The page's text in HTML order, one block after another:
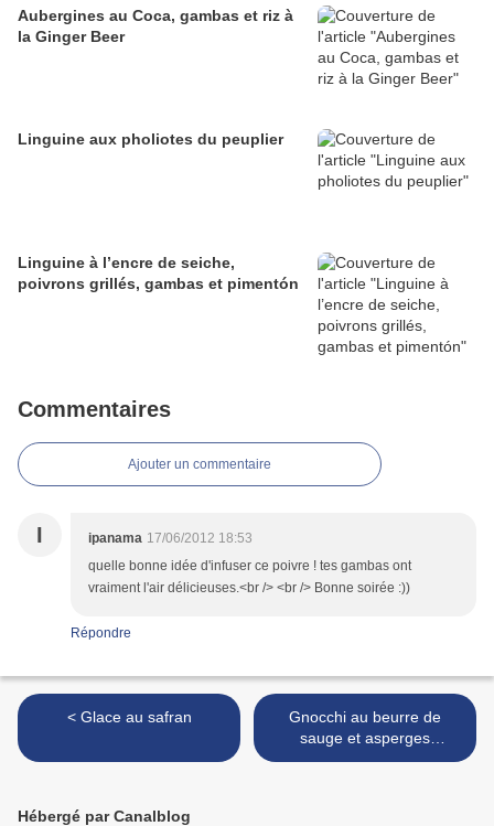
Aubergines au Coca, gambas et riz à
la Ginger Beer
Linguine aux pholiotes du peuplier
Linguine à l’encre de seiche,
poivrons grillés, gambas et pimentón
Commentaires
Ajouter un commentaire
I ipanama 17/06/2012 18:53
quelle bonne idée d'infuser ce poivre ! tes gambas ont
vraiment l'air délicieuses.<br /> <br /> Bonne soirée :))
Répondre
< Glace au safran
Gnocchi au beurre de
sauge et asperges
sauvages >
Hébergé par Canalblog